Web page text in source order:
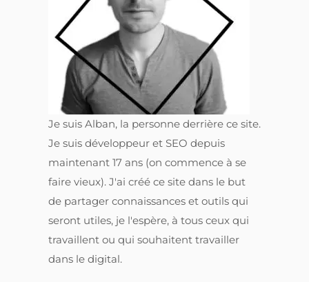
Je suis Alban, la personne derrière ce site.
Je suis développeur et SEO depuis
maintenant 17 ans (on commence à se
faire vieux). J'ai créé ce site dans le but
de partager connaissances et outils qui
seront utiles, je l'espère, à tous ceux qui
travaillent ou qui souhaitent travailler
dans le digital.